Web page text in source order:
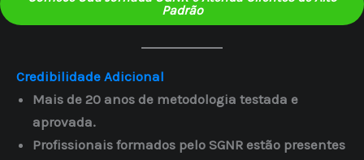
Padrão
Credibilidade Adicional
Mais de 20 anos de metodologia testada e
aprovada.
Profissionais formados pelo SGNR estão presentes